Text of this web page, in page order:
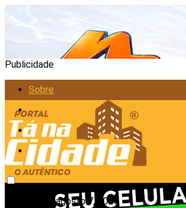
Publicidade
Sobre
Anunciar
Política de Privacidade
Contato
sexta-feira, agosto 7, 2026